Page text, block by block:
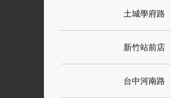
土城學府路
新竹站前店
台中河南路